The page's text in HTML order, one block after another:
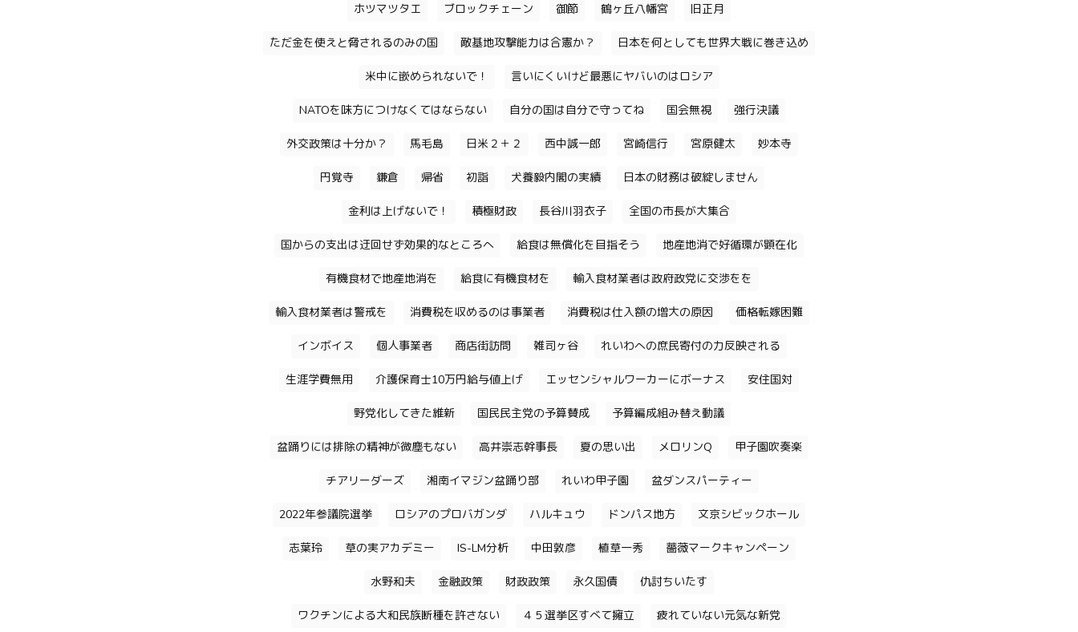
ホツマツタエ ブロックチェーン 御節 鶴ヶ丘八幡宮 旧正月
ただ金を使えと脅されるのみの国 敵基地攻撃能力は合憲か？ 日本を何としても世界大戦に巻き込め
米中に嵌められないで！ 言いにくいけど最悪にヤバいのはロシア
NATOを味方につけなくてはならない 自分の国は自分で守ってね 国会無視 強行決議
外交政策は十分か？ 馬毛島 日米２＋２ 西中誠一郎 宮崎信行 宮原健太 妙本寺
円覚寺 鎌倉 帰省 初詣 犬養毅内閣の実績 日本の財務は破綻しません
金利は上げないで！ 積極財政 長谷川羽衣子 全国の市長が大集合
国からの支出は迂回せず効果的なところへ 給食は無償化を目指そう 地産地消で好循環が顕在化
有機食材で地産地消を 給食に有機食材を 輸入食材業者は政府政党に交渉をを
輸入食材業者は警戒を 消費税を収めるのは事業者 消費税は仕入額の増大の原因 価格転嫁困難
インボイス 個人事業者 商店街訪問 雑司ヶ谷 れいわへの庶民寄付の力反映される
生涯学費無用 介護保育士10万円給与値上げ エッセンシャルワーカーにボーナス 安住国対
野党化してきた維新 国民民主党の予算賛成 予算編成組み替え動議
盆踊りには排除の精神が微塵もない 高井崇志幹事長 夏の思い出 メロリンQ 甲子園吹奏楽
チアリーダーズ 湘南イマジン盆踊り部 れいわ甲子園 盆ダンスパーティー
2022年参議院選挙 ロシアのプロバガンダ ハルキュウ ドンパス地方 文京シビックホール
志葉玲 草の実アカデミー IS-LM分析 中田敦彦 植草一秀 薔薇マークキャンペーン
水野和夫 金融政策 財政政策 永久国債 仇討ちいたす
ワクチンによる大和民族断種を許さない ４５選挙区すべて擁立 疲れていない元気な新党